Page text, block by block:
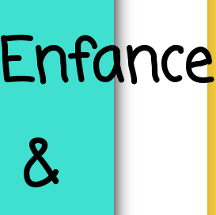
Enfance
&